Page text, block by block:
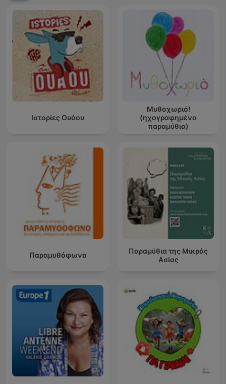
Ιστορίες Ουάου
Μυθοχωριό!
(ηχογραφημένα
παραμύθια)
Παραμυθόφωνο
Παραμύθια της Μικράς
Ασίας